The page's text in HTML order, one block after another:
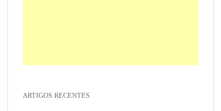
ARTIGOS RECENTES